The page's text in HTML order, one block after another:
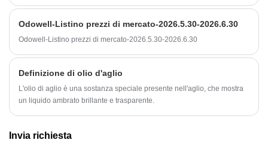
Odowell-Listino prezzi di mercato-2026.5.30-2026.6.30
Odowell-Listino prezzi di mercato-2026.5.30-2026.6.30
Definizione di olio d'aglio
L'olio di aglio è una sostanza speciale presente nell'aglio, che mostra
un liquido ambrato brillante e trasparente.
Invia richiesta